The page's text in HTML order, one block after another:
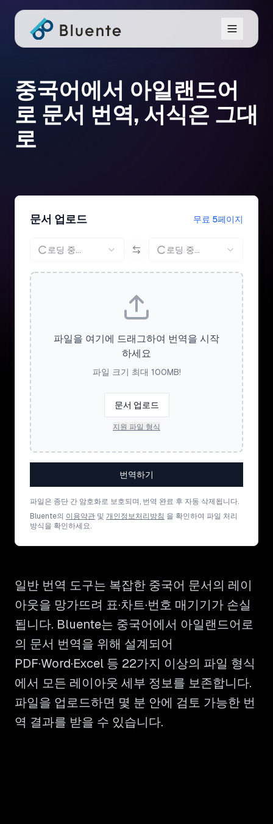
중국어에서 아일랜드어
로 문서 번역, 서식은 그대
로
문서 업로드 무료 5페이지
로딩 중... 로딩 중...
파일을 여기에 드래그하여 번역을 시작
하세요
파일 크기 최대 100MB!
문서 업로드
지원 파일 형식
번역하기
파일은 종단 간 암호화로 보호되며, 번역 완료 후 자동 삭제됩니다.
Bluente의 이용약관 및 개인정보처리방침 을 확인하여 파일 처리
방식을 확인하세요.
일반 번역 도구는 복잡한 중국어 문서의 레이
아웃을 망가뜨려 표·차트·번호 매기기가 손실
됩니다. Bluente는 중국어에서 아일랜드어로
의 문서 번역을 위해 설계되어
PDF·Word·Excel 등 22가지 이상의 파일 형식
에서 모든 레이아웃 세부 정보를 보존합니다.
파일을 업로드하면 몇 분 안에 검토 가능한 번
역 결과를 받을 수 있습니다.